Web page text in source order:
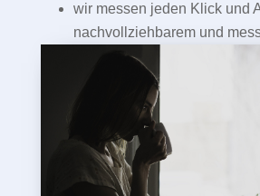
wir messen jeden Klick und
nachvollziehbarem und